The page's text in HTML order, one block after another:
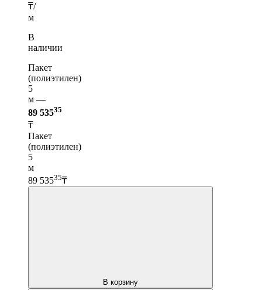
₸/
м
В
наличии
Пакет
(полиэтилен)
5
м —
89 53535
₸
Пакет
(полиэтилен)
5
м
89 53535₸
В корзину